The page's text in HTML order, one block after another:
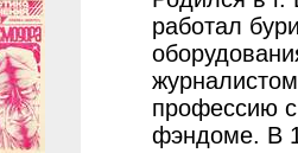
работал
профессию
фэндоме. В